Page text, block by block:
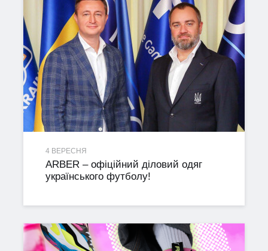
4 ВЕРЕСНЯ
ARBER – офіційний діловий одяг
українського футболу!